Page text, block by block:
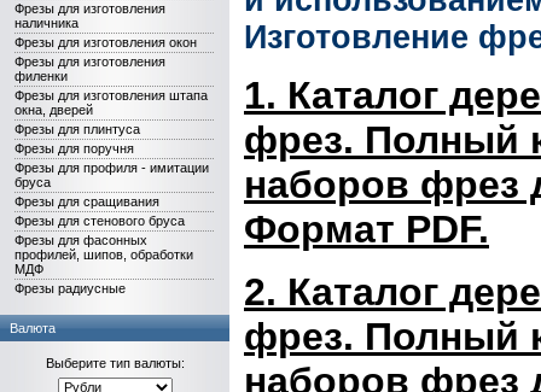
Фрезы для изготовления
наличника
Фрезы для изготовления окон
Фрезы для изготовления
филенки
Фрезы для изготовления штапа
окна, дверей
Фрезы для плинтуса
Фрезы для поручня
Фрезы для профиля - имитации
бруса
Фрезы для сращивания
Фрезы для стенового бруса
Фрезы для фасонных
профилей, шипов, обработки
МДФ
Фрезы радиусные
Валюта
Выберите тип валюты:
Изготовление
1. Каталог
фрез. Полный
наборов фрез
Формат PDF.
2. Каталог
фрез. Полный
наборов фрез